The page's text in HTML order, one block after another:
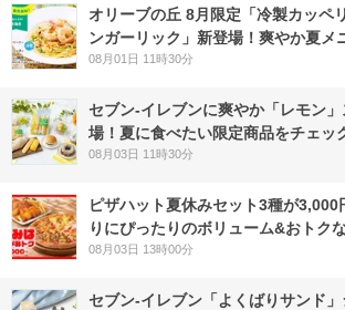
オリーブの丘 8月限定「冷製カッペ
ンガーリック」新登場！爽やか夏メ
08月01日 11時30分
セブン‐イレブンに爽やか「レモン
場！夏に食べたい限定商品をチェッ
08月03日 11時30分
ピザハット夏休みセット3種が3,000
りにぴったりのボリューム&おトク
08月03日 13時00分
セブン‐イレブン「よくばりサンド